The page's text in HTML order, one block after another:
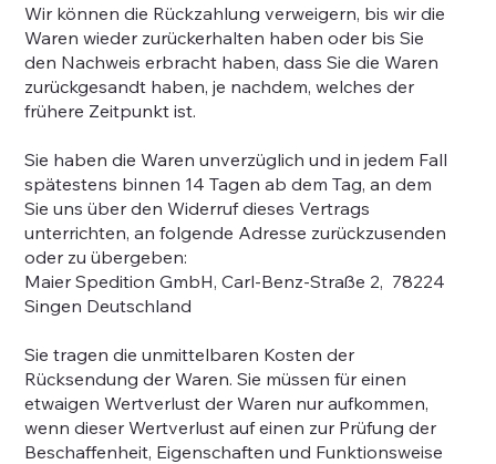
Wir können die Rückzahlung verweigern, bis wir die
Waren wieder zurückerhalten haben oder bis Sie
den Nachweis erbracht haben, dass Sie die Waren
zurückgesandt haben, je nachdem, welches der
frühere Zeitpunkt ist.
Sie haben die Waren unverzüglich und in jedem Fall
spätestens binnen 14 Tagen ab dem Tag, an dem
Sie uns über den Widerruf dieses Vertrags
unterrichten, an folgende Adresse zurückzusenden
oder zu übergeben:
Maier Spedition GmbH, Carl-Benz-Straße 2, 78224
Singen Deutschland
Sie tragen die unmittelbaren Kosten der
Rücksendung der Waren. Sie müssen für einen
etwaigen Wertverlust der Waren nur aufkommen,
wenn dieser Wertverlust auf einen zur Prüfung der
Beschaffenheit, Eigenschaften und Funktionsweise